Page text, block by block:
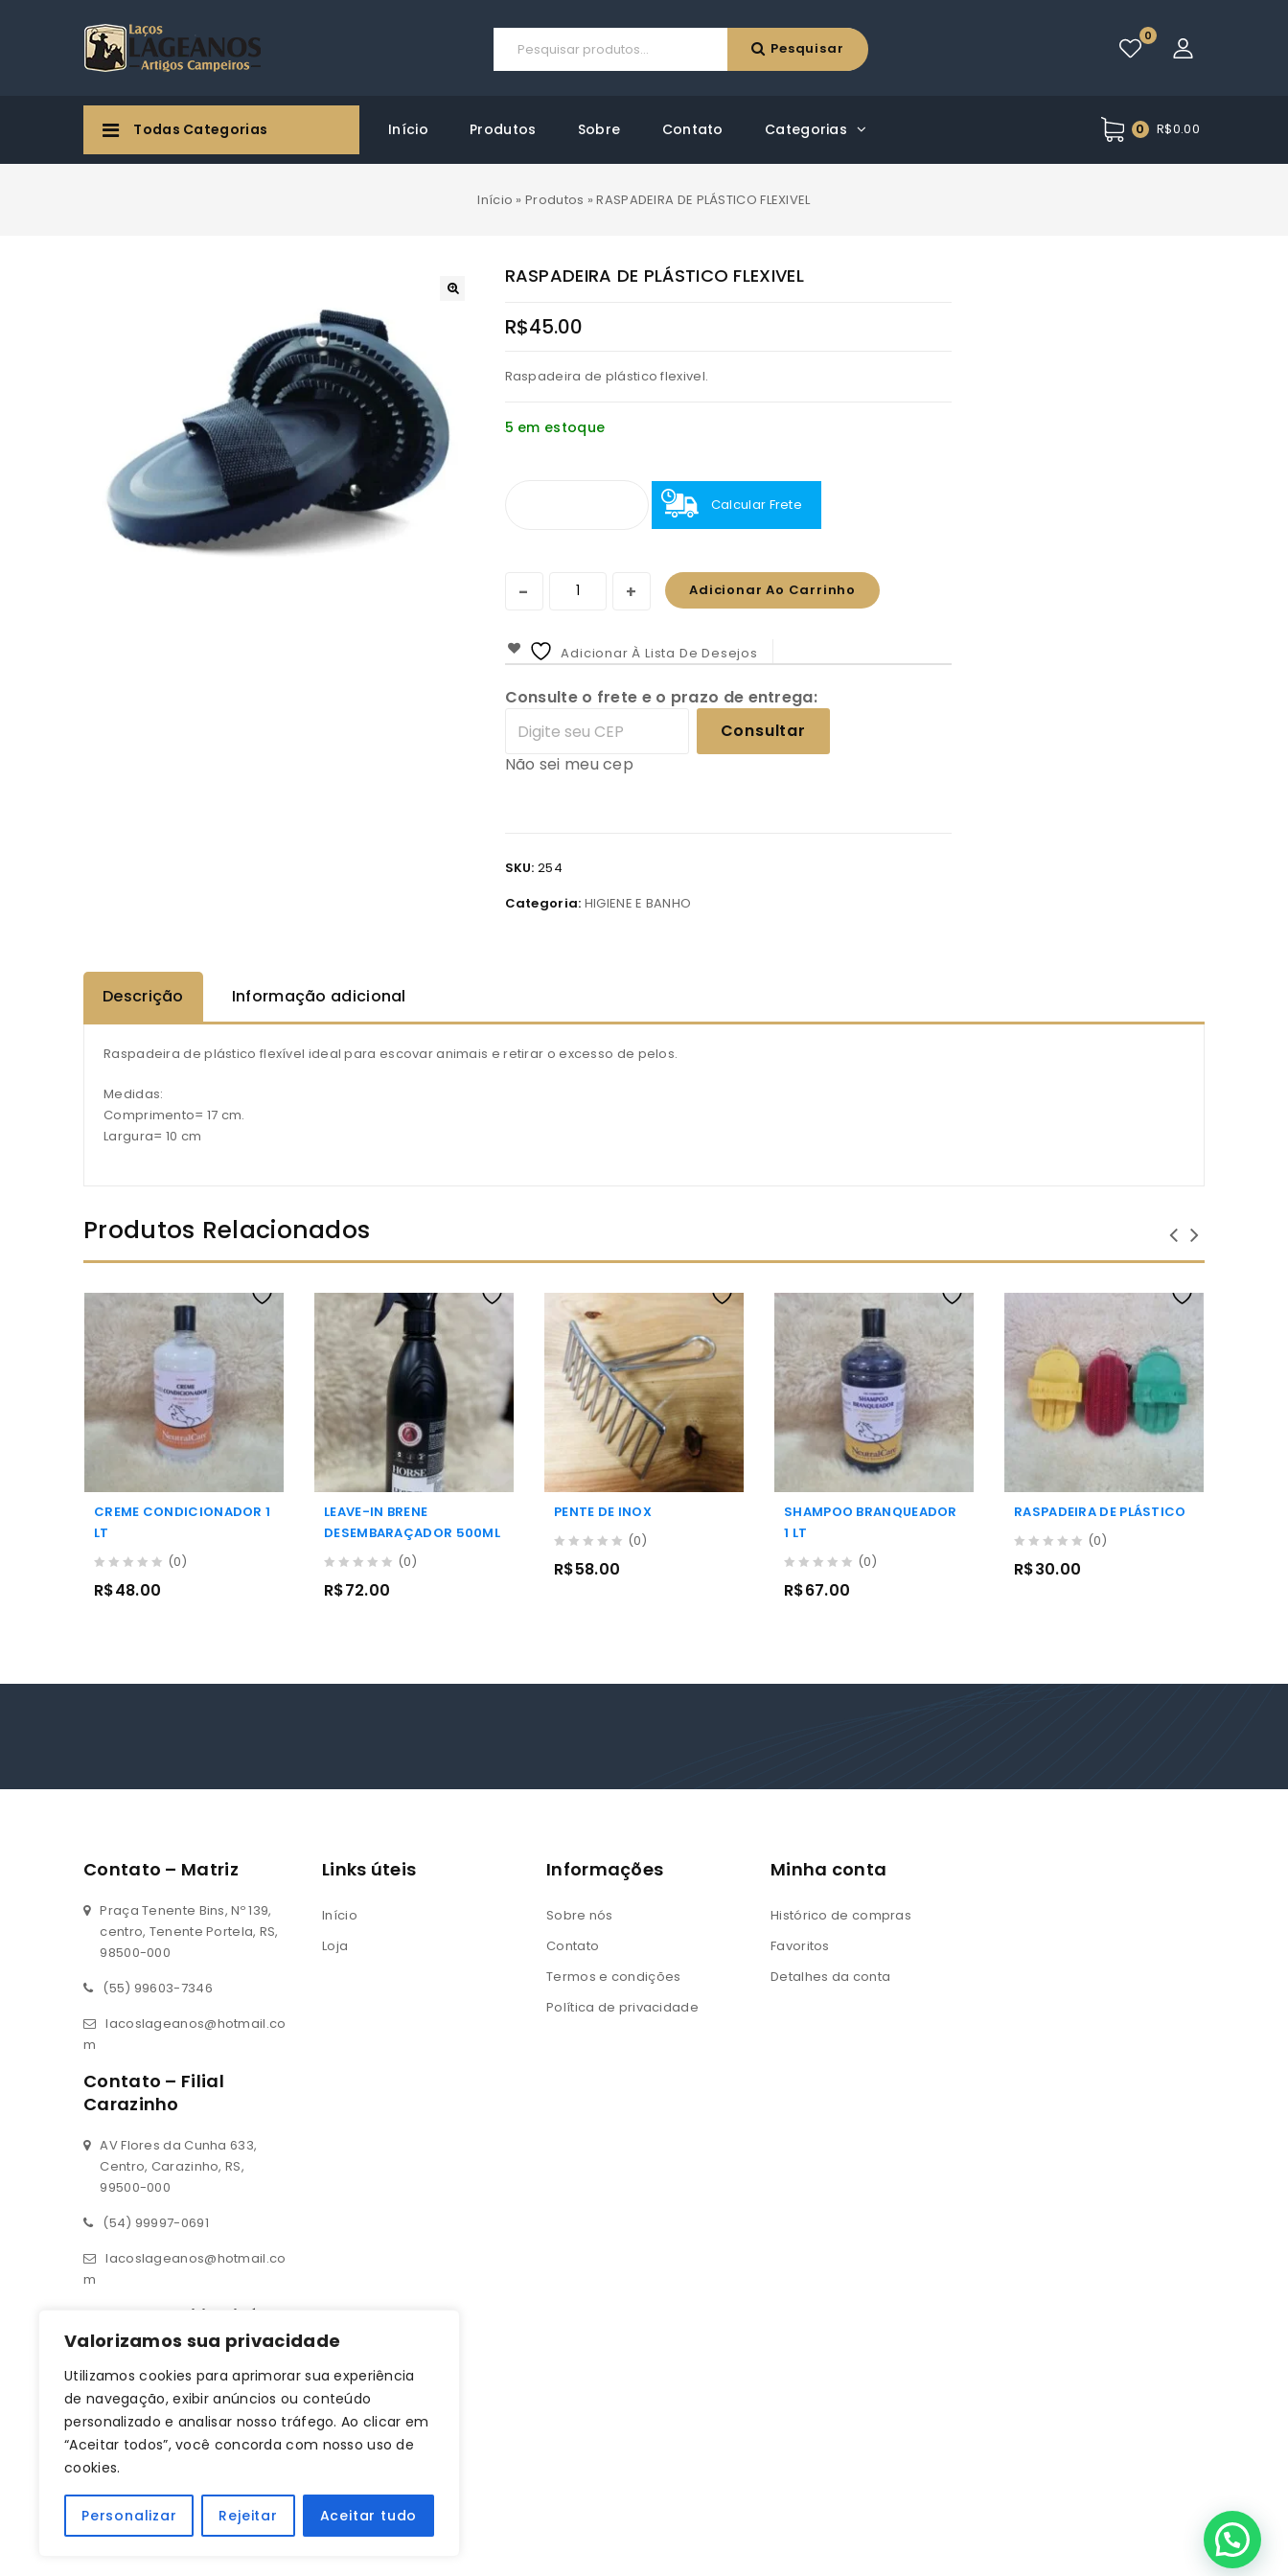
Valorizamos sua privacidade
Utilizamos cookies para aprimorar sua experiência
de navegação, exibir anúncios ou conteúdo
personalizado e analisar nosso tráfego. Ao clicar em
“Aceitar todos”, você concorda com nosso uso de
cookies.
Personalizar Rejeitar Aceitar tudo
Pesquisar
0
Todas Categorias Início Produtos Sobre Contato Categorias 0 R$0.00
Início »Produtos »RASPADEIRA DE PLÁSTICO FLEXIVEL
RASPADEIRA DE PLÁSTICO FLEXIVEL
R$45.00
Raspadeira de plástico flexivel.
5 em estoque
Calcular Frete
Adicionar Ao Carrinho
Adicionar À Lista De Desejos
Consulte o frete e o prazo de entrega:
Consultar
Não sei meu cep
SKU: 254
Categoria: HIGIENE E BANHO
Descrição Informação adicional
Raspadeira de plástico flexível ideal para escovar animais e retirar o excesso de pelos.
Medidas:
Comprimento= 17 cm.
Largura= 10 cm
Produtos Relacionados
CREME CONDICIONADOR 1
LT
out
(0)
R$48.00
LEAVE-IN BRENE
DESEMBARAÇADOR 500ML
out
(0)
R$72.00
PENTE DE INOX
out
(0)
R$58.00
SHAMPOO BRANQUEADOR
1 LT
out
(0)
R$67.00
RASPADEIRA DE PLÁSTICO
out
(0)
R$30.00
Contato – Matriz
Praça Tenente Bins, Nº 139,
centro, Tenente Portela, RS,
98500-000
(55) 99603-7346
lacoslageanos@hotmail.co
m
Contato – Filial
Carazinho
AV Flores da Cunha 633,
Centro, Carazinho, RS,
99500-000
(54) 99997-0691
lacoslageanos@hotmail.co
m
Contato – Filial Ijuí
Rua 14 de julho 190, sala 01
Centro, Ijuí, RS, 98700-000
(55) 93619-1709
lacoslageanos@hotmail.co
m
CNPJ: 33.470.401/0001-64
Links úteis
Início
Loja
Informações
Sobre nós
Contato
Termos e condições
Política de privacidade
Minha conta
Histórico de compras
Favoritos
Detalhes da conta